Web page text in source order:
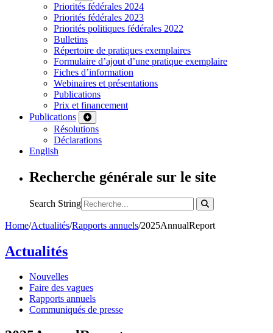
Priorités fédérales 2024
Priorités fédérales 2023
Priorités politiques fédérales 2022
Bulletins
Répertoire de pratiques exemplaires
Formulaire d’ajout d’une pratique exemplaire
Fiches d’information
Webinaires et présentations
Publications
Prix et financement
Publications
Résolutions
Déclarations
English
Recherche générale sur le site
Search String
Home/Actualités/Rapports annuels/2025AnnualReport
Actualités
Nouvelles
Faire des vagues
Rapports annuels
Communiqués de presse